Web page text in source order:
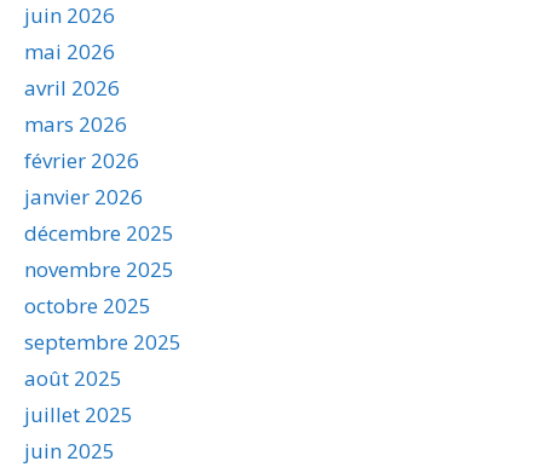
juin 2026
mai 2026
avril 2026
mars 2026
février 2026
janvier 2026
décembre 2025
novembre 2025
octobre 2025
septembre 2025
août 2025
juillet 2025
juin 2025